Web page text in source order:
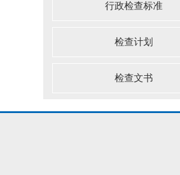
行政检查标准
检查计划
检查文书